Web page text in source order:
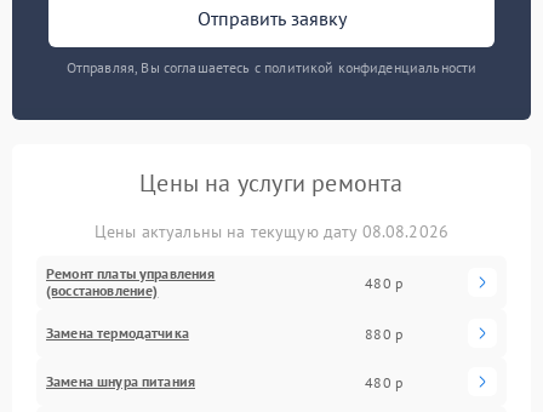
Отправить заявку
Отправляя, Вы соглашаетесь с политикой конфиденциальности
Цены на услуги ремонта
Цены актуальны на текущую дату 08.08.2026
Ремонт платы управления
(восстановление)
480 р
Замена термодатчика 880 р
Замена шнура питания 480 р